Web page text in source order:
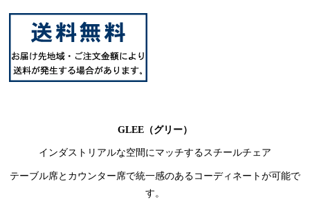
GLEE（グリー）
インダストリアルな空間にマッチするスチールチェア
テーブル席とカウンター席で統一感のあるコーディネートが可能で
す。